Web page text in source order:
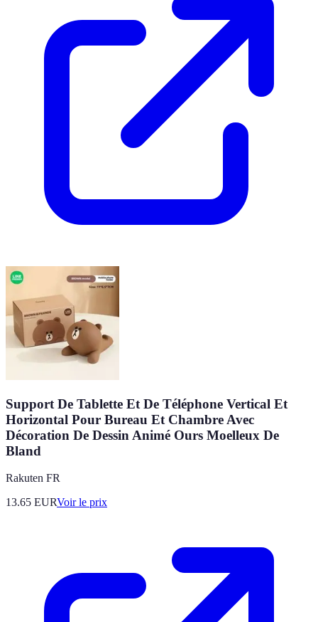
Support De Tablette Et De Téléphone Vertical Et
Horizontal Pour Bureau Et Chambre Avec
Décoration De Dessin Animé Ours Moelleux De
Bland
Rakuten FR
13.65 EURVoir le prix